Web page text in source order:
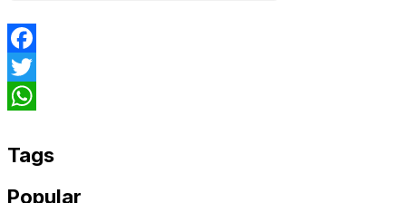
Facebook
Twitter
Tags
Popular